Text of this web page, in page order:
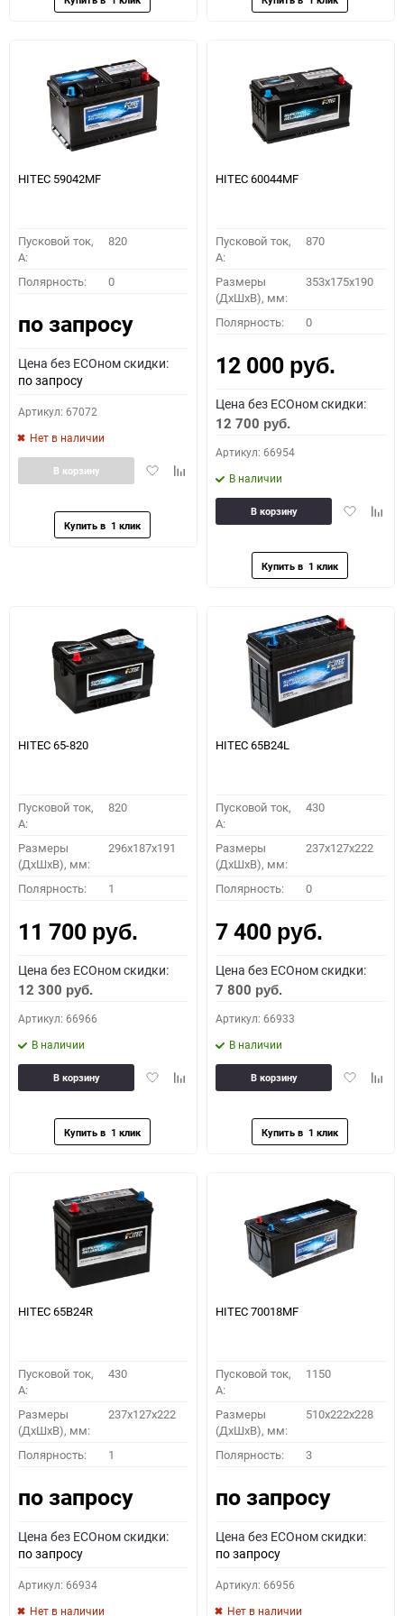
HITEC 59042MF
Пусковой ток,
A:
820
Полярность: 0
по запросу
Цена без ECOном скидки:
по запросу
Артикул: 67072
Нет в наличии
ДобавитьДобавить
сравнению
В корзину
HITEC 60044MF
Пусковой ток,
A:
870
Размеры
(ДхШхВ), мм:
353x175x190
Полярность: 0
12 000 руб.
Цена без ECOном скидки:
12 700 руб.
Артикул: 66954
В наличии
Добавить
В корзину
HITEC 65-820
Пусковой ток,
A:
820
Размеры
(ДхШхВ), мм:
296х187х191
Полярность: 1
11 700 руб.
Цена без ECOном скидки:
12 300 руб.
Артикул: 66966
В наличии
ДобавитьДобавить
В корзину
HITEC 65B24L
Пусковой ток,
A:
430
Размеры
(ДхШхВ), мм:
237x127x222
Полярность: 0
7 400 руб.
Цена без ECOном скидки:
7 800 руб.
Артикул: 66933
В наличии
Добавить
В корзину
HITEC 65B24R
Пусковой ток,
A:
430
Размеры
(ДхШхВ), мм:
237x127x222
Полярность: 1
по запросу
Цена без ECOном скидки:
по запросу
Артикул: 66934
Нет в наличии
HITEC 70018MF
Пусковой ток,
A:
1150
Размеры
(ДхШхВ), мм:
510x222x228
Полярность: 3
по запросу
Цена без ECOном скидки:
по запросу
Артикул: 66956
Нет в наличии